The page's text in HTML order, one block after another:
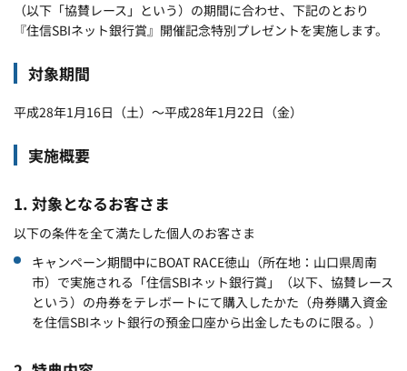
（以下「協賛レース」という）の期間に合わせ、下記のとおり
『住信SBIネット銀行賞』開催記念特別プレゼントを実施します。
対象期間
平成28年1月16日（土）～平成28年1月22日（金）
実施概要
1. 対象となるお客さま
以下の条件を全て満たした個人のお客さま
キャンペーン期間中にBOAT RACE徳山（所在地：山口県周南
市）で実施される「住信SBIネット銀行賞」（以下、協賛レース
という）の舟券をテレボートにて購入したかた（舟券購入資金
を住信SBIネット銀行の預金口座から出金したものに限る。）